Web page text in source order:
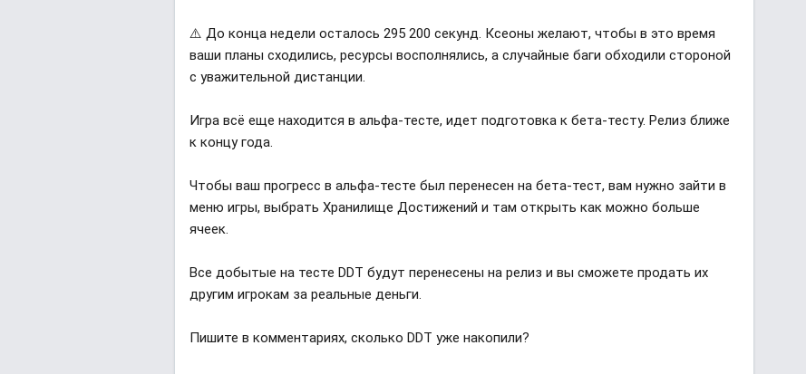
⚠️ До конца недели осталось 295 200 секунд. Ксеоны желают, чтобы в это время
ваши планы сходились, ресурсы восполнялись, а случайные баги обходили стороной
с уважительной дистанции.
Игра всё еще находится в альфа-тесте, идет подготовка к бета-тесту. Релиз ближе
к концу года.
Чтобы ваш прогресс в альфа-тесте был перенесен на бета-тест, вам нужно зайти в
меню игры, выбрать Хранилище Достижений и там открыть как можно больше
ячеек.
Все добытые на тесте DDT будут перенесены на релиз и вы сможете продать их
другим игрокам за реальные деньги.
Пишите в комментариях, сколько DDT уже накопили?